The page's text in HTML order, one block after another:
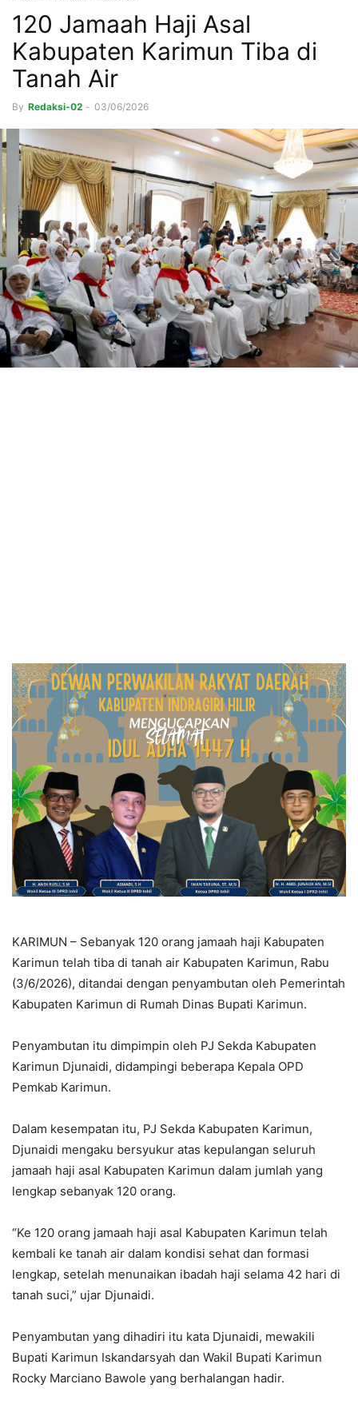
120 Jamaah Haji Asal
Kabupaten Karimun Tiba di
Tanah Air
By Redaksi-02 - 03/06/2026
KARIMUN – Sebanyak 120 orang jamaah haji Kabupaten
Karimun telah tiba di tanah air Kabupaten Karimun, Rabu
(3/6/2026), ditandai dengan penyambutan oleh Pemerintah
Kabupaten Karimun di Rumah Dinas Bupati Karimun.
Penyambutan itu dimpimpin oleh PJ Sekda Kabupaten
Karimun Djunaidi, didampingi beberapa Kepala OPD
Pemkab Karimun.
Dalam kesempatan itu, PJ Sekda Kabupaten Karimun,
Djunaidi mengaku bersyukur atas kepulangan seluruh
jamaah haji asal Kabupaten Karimun dalam jumlah yang
lengkap sebanyak 120 orang.
“Ke 120 orang jamaah haji asal Kabupaten Karimun telah
kembali ke tanah air dalam kondisi sehat dan formasi
lengkap, setelah menunaikan ibadah haji selama 42 hari di
tanah suci,” ujar Djunaidi.
Penyambutan yang dihadiri itu kata Djunaidi, mewakili
Bupati Karimun Iskandarsyah dan Wakil Bupati Karimun
Rocky Marciano Bawole yang berhalangan hadir.